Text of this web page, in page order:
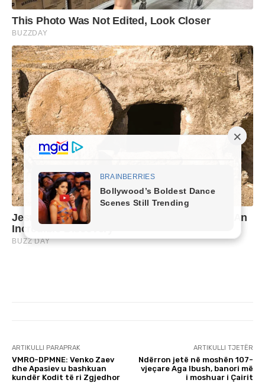
ARTIKULLI PARAPRAK
VMRO-DPMNE: Venko Zaev
dhe Apasiev u bashkuan
kundër Kodit të ri Zgjedhor
ARTIKULLI TJETËR
Ndërron jetë në moshën 107-
vjeçare Aga Ibush, banori më
i moshuar i Çairit